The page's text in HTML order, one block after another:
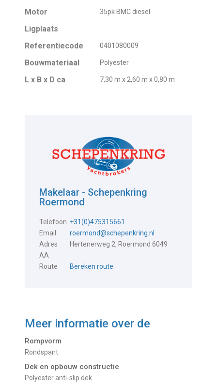
Motor 35pk BMC diesel
Ligplaats
Referentiecode
0401080009
Bouwmateriaal Polyester
L x B x D ca 7,30 m x 2,60 m x 0,80 m
Makelaar - Schepenkring
Roermond
Telefoon +31(0)475315661
Email
roermond@schepenkring.nl
Adres
Hertenerweg 2, Roermond 6049
AA
Route
Bereken route
Meer informatie over de
Rompvorm
Rondspant
Dek en opbouw constructie
Polyester anti-slip dek